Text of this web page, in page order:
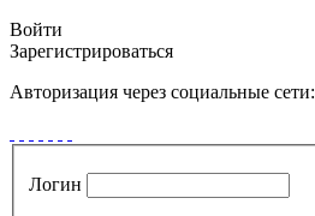
Войти
Зарегистрироваться
Авторизация через социальные сети:
Логин